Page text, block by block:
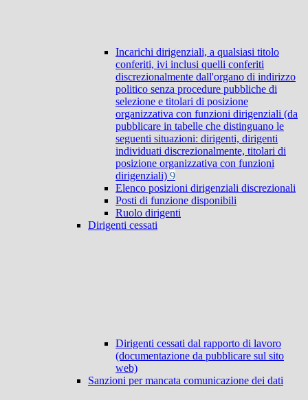
Incarichi dirigenziali, a qualsiasi titolo
conferiti, ivi inclusi quelli conferiti
discrezionalmente dall'organo di indirizzo
politico senza procedure pubbliche di
selezione e titolari di posizione
organizzativa con funzioni dirigenziali (da
pubblicare in tabelle che distinguano le
seguenti situazioni: dirigenti, dirigenti
individuati discrezionalmente, titolari di
posizione organizzativa con funzioni
dirigenziali) 9
Elenco posizioni dirigenziali discrezionali
Posti di funzione disponibili
Ruolo dirigenti
Dirigenti cessati
Dirigenti cessati dal rapporto di lavoro
(documentazione da pubblicare sul sito
web)
Sanzioni per mancata comunicazione dei dati